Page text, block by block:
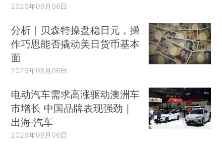
2026年08月06日
分析｜贝森特操盘稳日元，操
作巧思能否撬动美日货币基本
面
2026年08月06日
电动汽车需求高涨驱动澳洲车
市增长 中国品牌表现强劲｜
出海·汽车
2026年08月06日